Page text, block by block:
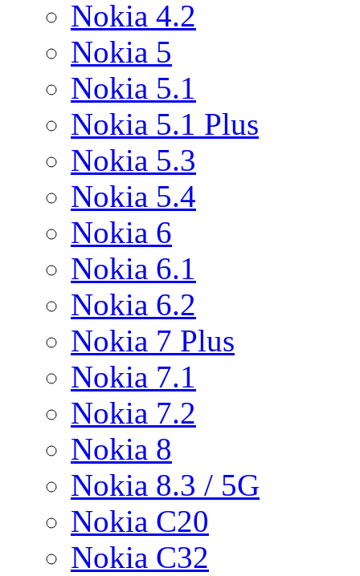
Nokia 4.2
Nokia 5
Nokia 5.1
Nokia 5.1 Plus
Nokia 5.3
Nokia 5.4
Nokia 6
Nokia 6.1
Nokia 6.2
Nokia 7 Plus
Nokia 7.1
Nokia 7.2
Nokia 8
Nokia 8.3 / 5G
Nokia C20
Nokia C32